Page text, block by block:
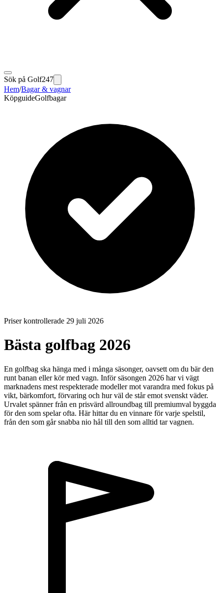
Sök på Golf247
Hem/Bagar & vagnar
KöpguideGolfbagar
Priser kontrollerade 29 juli 2026
Bästa golfbag 2026
En golfbag ska hänga med i många säsonger, oavsett om du bär den
runt banan eller kör med vagn. Inför säsongen 2026 har vi vägt
marknadens mest respekterade modeller mot varandra med fokus på
vikt, bärkomfort, förvaring och hur väl de står emot svenskt väder.
Urvalet spänner från en prisvärd allroundbag till premiumval byggda
för den som spelar ofta. Här hittar du en vinnare för varje spelstil,
från den som går snabba nio hål till den som alltid tar vagnen.